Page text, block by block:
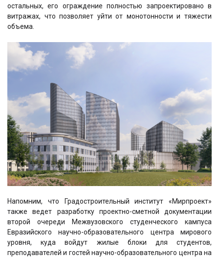
остальных, его ограждение полностью запроектировано в
витражах, что позволяет уйти от монотонности и тяжести
объема.
Напомним, что Градостроительный институт «Мирпроект»
также ведет разработку проектно-сметной документации
второй очереди Межвузовского студенческого кампуса
Евразийского научно-образовательного центра мирового
уровня, куда войдут жилые блоки для студентов,
преподавателей и гостей научно-образовательного центра на